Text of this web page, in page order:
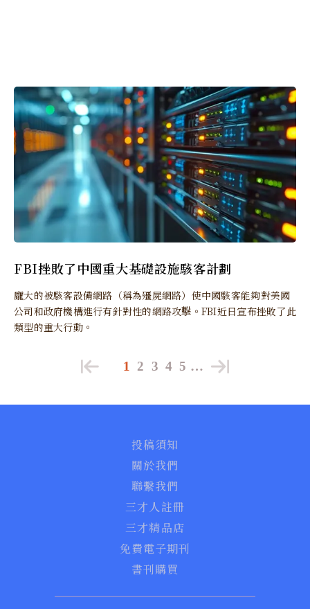
FBI挫敗了中國重大基礎設施駭客計劃
龐大的被駭客設備網路（稱為殭屍網路）使中國駭客能夠對美國
公司和政府機構進行有針對性的網路攻擊。FBI近日宣布挫敗了此
類型的重大行動。
1 2 3 4 5 …
投稿須知
關於我們
聯繫我們
三才人註冊
三才精品店
免費電子期刊
書刊購買